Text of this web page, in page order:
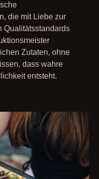
die mit Liebe zur
Qualitätsstandards
Zutaten, ohne
dass wahre
entsteht.